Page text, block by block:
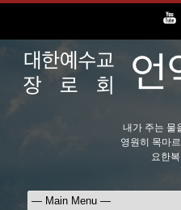
내가 주는 물
영원히 목마
요한